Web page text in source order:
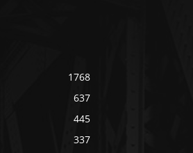
1768
637
445
337